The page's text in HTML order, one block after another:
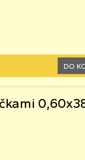
DO